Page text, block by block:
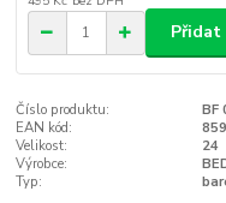
Přidat
Číslo produktu:
BF
EAN kód:
Velikost:
24
Výrobce:
Typ: